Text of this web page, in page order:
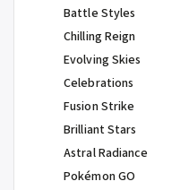
Battle Styles
Chilling Reign
Evolving Skies
Celebrations
Fusion Strike
Brilliant Stars
Astral Radiance
Pokémon GO